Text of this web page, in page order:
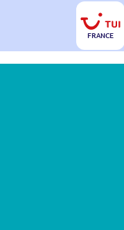
FRANCE